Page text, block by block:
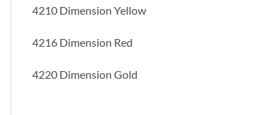
4210 Dimension Yellow
4216 Dimension Red
4220 Dimension Gold